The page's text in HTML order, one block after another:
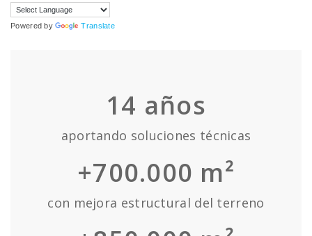
Powered by Translate
14 años
aportando soluciones técnicas
+700.000 m²
con mejora estructural del terreno